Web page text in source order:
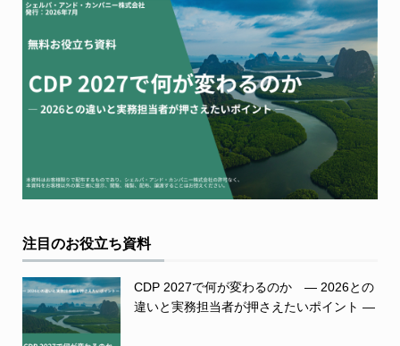
注目のお役立ち資料
CDP 2027で何が変わるのか ― 2026との
違いと実務担当者が押さえたいポイント ―